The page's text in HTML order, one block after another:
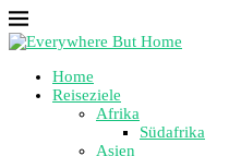
Home
Reiseziele
Afrika
Südafrika
Asien